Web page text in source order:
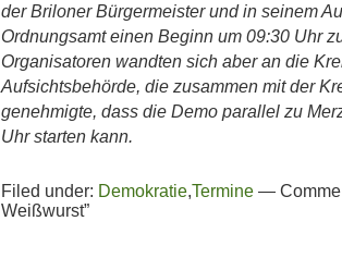
der Briloner Bürgermeister und in seinem
Ordnungsamt einen Beginn um 09:30 Uhr
Organisatoren wandten sich aber an die
Aufsichtsbehörde, die zusammen mit der
genehmigte, dass die Demo parallel zu
Uhr starten kann.
Filed under: Demokratie,Termine —
Weißwurst”